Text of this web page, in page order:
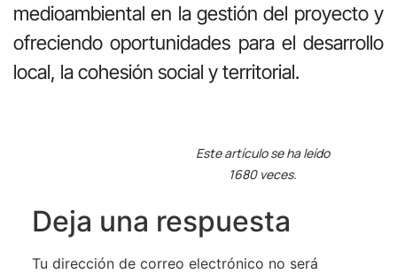
medioambiental en la gestión del proyecto y
ofreciendo oportunidades para el desarrollo
local, la cohesión social y territorial.
Este artículo se ha leído
1680 veces.
Deja una respuesta
Tu dirección de correo electrónico no será